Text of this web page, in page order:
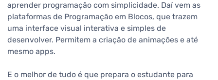
aprender programação com simplicidade. Daí vem as
plataformas de Programação em Blocos, que trazem
uma interface visual interativa e simples de
desenvolver. Permitem a criação de animações e até
mesmo apps.
E o melhor de tudo é que prepara o estudante para